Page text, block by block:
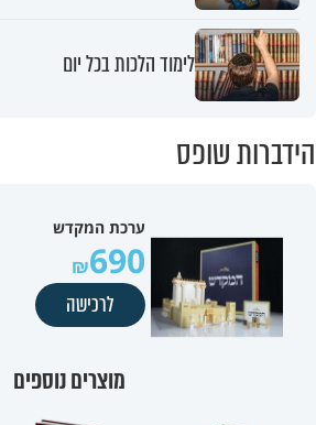
לימוד הלכות בכל יום
הידברות שופס
ערכת המקדש
690
לרכישה
מוצרים נוספים